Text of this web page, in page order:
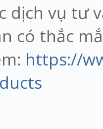
dịch vụ tư
có thắc
https://